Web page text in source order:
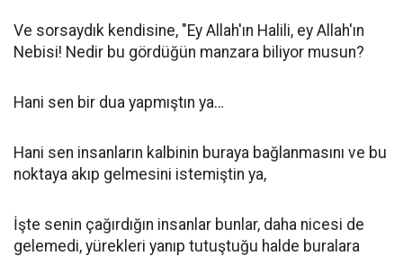
Ve sorsaydık kendisine, "Ey Allah'ın Halili, ey Allah'ın
Nebisi! Nedir bu gördüğün manzara biliyor musun?
Hani sen bir dua yapmıştın ya…
Hani sen insanların kalbinin buraya bağlanmasını ve bu
noktaya akıp gelmesini istemiştin ya,
İşte senin çağırdığın insanlar bunlar, daha nicesi de
gelemedi, yürekleri yanıp tutuştuğu halde buralara